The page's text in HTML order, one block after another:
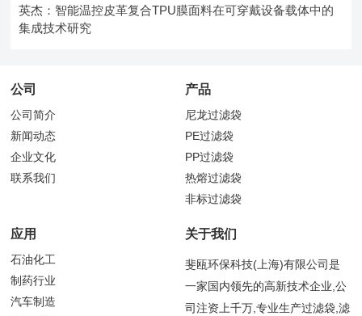
英杰：智能温控皮革复合TPU膜面料在可穿戴设备载体中的
集成技术研究
公司
公司简介
新闻动态
企业文化
联系我们
产品
尼龙过滤袋
PE过滤袋
PP过滤袋
热熔过滤袋
非标过滤袋
应用
石油化工
制药行业
汽车制造
关于我们
斐瓯环保科技(上海)有限公司是
一家国内领先的高新技术企业,公
司注资上千万,专业生产过滤袋,滤